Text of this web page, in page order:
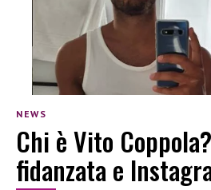
NEWS
Chi è Vito
fidanzata e